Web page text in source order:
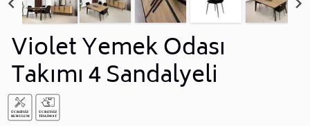
Violet Yemek Odası
Takımı 4 Sandalyeli